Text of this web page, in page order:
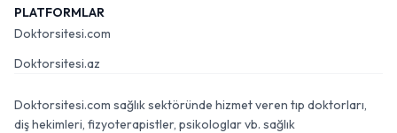
PLATFORMLAR
Doktorsitesi.com
Doktorsitesi.az
Doktorsitesi.com sağlık sektöründe hizmet veren tıp doktorları,
diş hekimleri, fizyoterapistler, psikologlar vb. sağlık